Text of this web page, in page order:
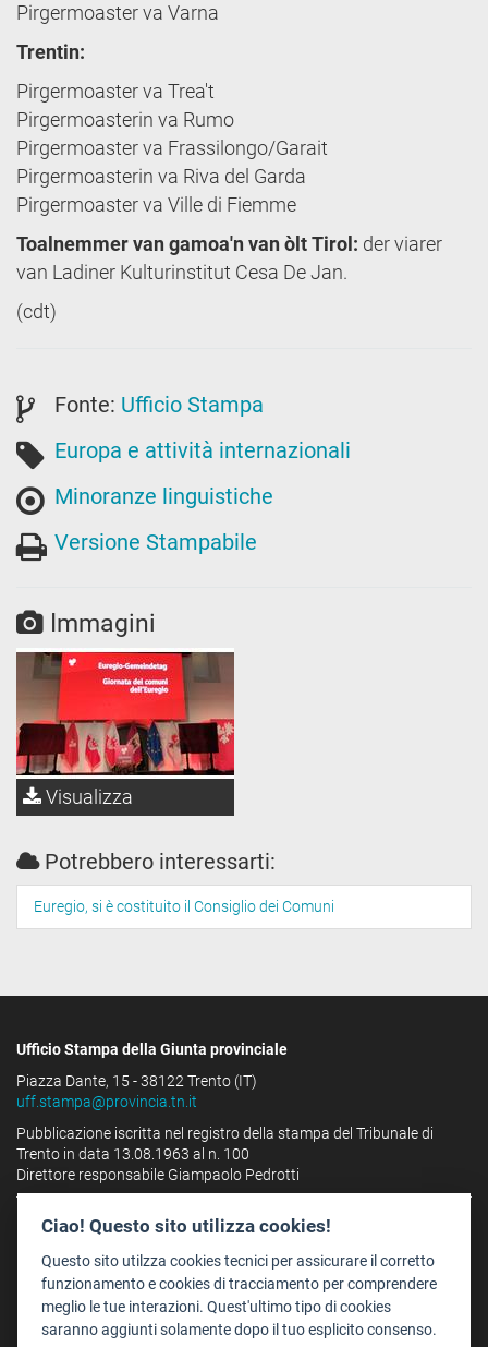
Pirgermoaster va Varna
Trentin:
Pirgermoaster va Trea't
Pirgermoasterin va Rumo
Pirgermoaster va Frassilongo/Garait
Pirgermoasterin va Riva del Garda
Pirgermoaster va Ville di Fiemme
Toalnemmer van gamoa'n van òltTirol: der viarer
van Ladiner Kulturinstitut Cesa De Jan.
(cdt)
Fonte: Ufficio Stampa
Europa e attività internazionali
Minoranze linguistiche
Versione Stampabile
Immagini
Visualizza
Potrebbero interessarti:
Euregio, si è costituito il Consiglio dei Comuni
Ufficio Stampa della Giunta provinciale
Piazza Dante, 15 - 38122 Trento (IT)
uff.stampa@provincia.tn.it
Pubblicazione iscritta nel registro della stampa del Tribunale di
Trento in data 13.08.1963 al n. 100
Direttore responsabile Giampaolo Pedrotti
Provincia autonoma di Trento -C.F. e P.IVA: 00337460224
Chi siamo
Redazione
Staff
Ciao! Questo sito utilizza cookies!
Questo sito utilzza cookies tecnici per assicurare il corretto
funzionamento e cookies di tracciamento per comprendere
meglio le tue interazioni. Quest'ultimo tipo di cookies
saranno aggiunti solamente dopo il tuo esplicito consenso.